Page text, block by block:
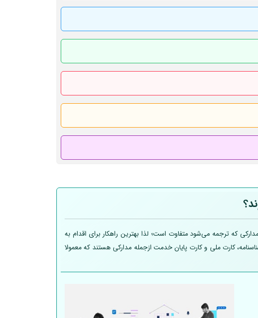
که ترجمه می‌شود متفاوت است؛ لذا بهترین راهکار برای اقدام به
کارت ملی و کارت پایان خدمت ازجمله مدارکی هستند که معمولا